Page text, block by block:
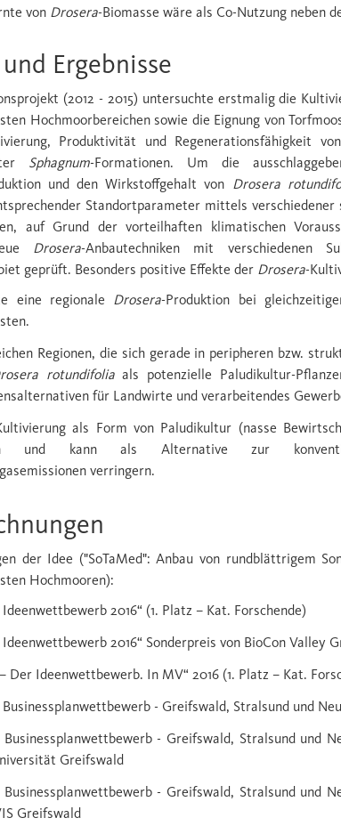
von Drosera-Biomasse wäre als Co-Nutzung neben
Ergebnisse
(2012 - 2015) untersuchte erstmalig die
Hochmoorbereichen sowie die Eignung von
Produktivität und Regenerationsfähigkeit von
Sphagnum-Formationen. Um die
und den Wirkstoffgehalt von Drosera
Standortparameter mittels
auf Grund der vorteilhaften klimatischen
Drosera-Anbautechniken mit verschiedenen
geprüft. Besonders positive Effekte der Drosera-
eine regionale Drosera-Produktion bei
Regionen, die sich gerade in peripheren bzw.
rotundifoliaals potenzielle Paludikultur-
für Landwirte und verarbeitendes
als Form von Paludikultur (nasse
und kann als Alternative zur
verringern.
der Idee ("SoTaMed": Anbau von rundblättrigem
Hochmooren):
2016“ (1. Platz – Kat. Forschende)
2016“ Sonderpreis von BioCon Valley
Der Ideenwettbewerb. In MV“ 2016 (1. Platz – Kat.
- Greifswald, Stralsund und
Businessplanwettbewerb - Greifswald, Stralsund und
Greifswald
Businessplanwettbewerb - Greifswald, Stralsund und
Greifswald